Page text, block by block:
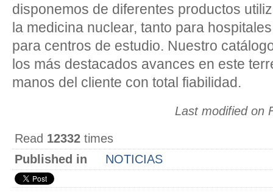
disponemos de diferentes productos
la medicina nuclear, tanto para
para centros de estudio. Nuestro
los más destacados avances en este
manos del cliente con total fiabilidad.
Last modified on
Read 12332 times
Published in
NOTICIAS